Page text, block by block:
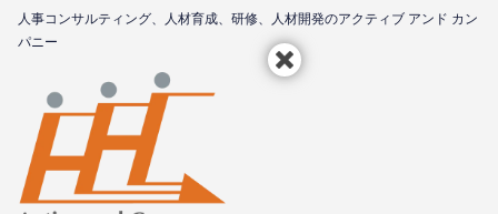
⼈事コンサルティング、⼈材育成、研修、⼈材開発のアクティブ アンド カン
パニー